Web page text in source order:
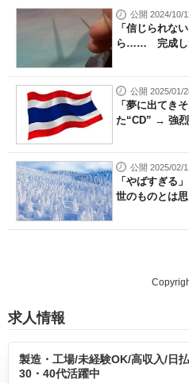
公開 2024/10/
「信じられな
ら…… 完成し
公開 2025/01/
「夢に出てき
た“CD” → 強
公開 2025/02/
「やばすぎる
世のものとは
求人情報
製造・工場/未経験OK/高収入/日
30・40代活躍中